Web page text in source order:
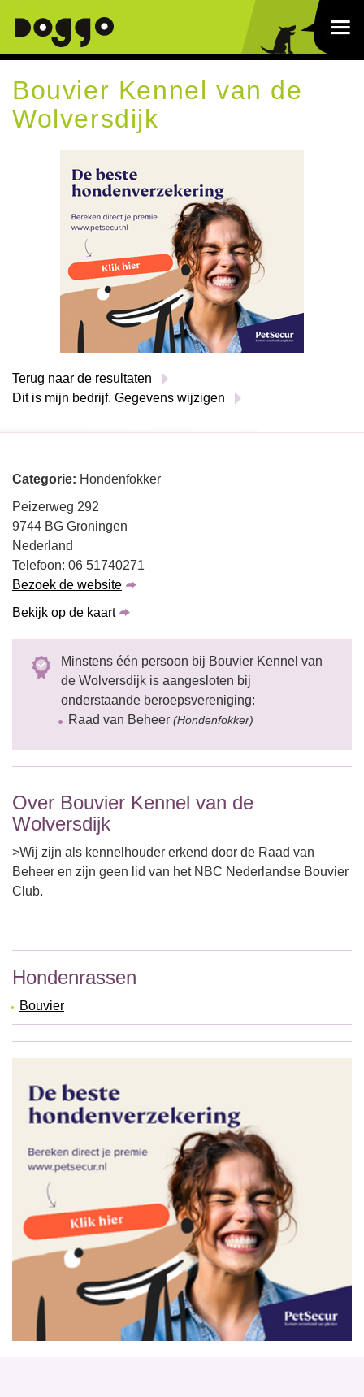
Bouvier Kennel van de
Wolversdijk
Terug naar de resultaten
Dit is mijn bedrijf. Gegevens wijzigen
Categorie: Hondenfokker
Peizerweg 292
9744 BG Groningen
Nederland
Telefoon: 06 51740271
Bezoek de website
Bekijk op de kaart
Minstens één persoon bij Bouvier Kennel van
de Wolversdijk is aangesloten bij
onderstaande beroepsvereniging:
Raad van Beheer (Hondenfokker)
Over Bouvier Kennel van de
Wolversdijk
>Wij zijn als kennelhouder erkend door de Raad van
Beheer en zijn geen lid van het NBC Nederlandse Bouvier
Club.
Hondenrassen
Bouvier